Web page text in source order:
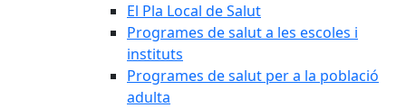
El Pla Local de Salut
Programes de salut a les escoles i
instituts
Programes de salut per a la població
adulta